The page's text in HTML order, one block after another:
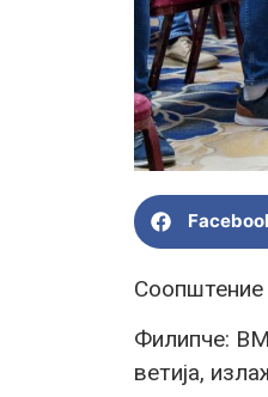
Соопштение
Филипче:
ветија,